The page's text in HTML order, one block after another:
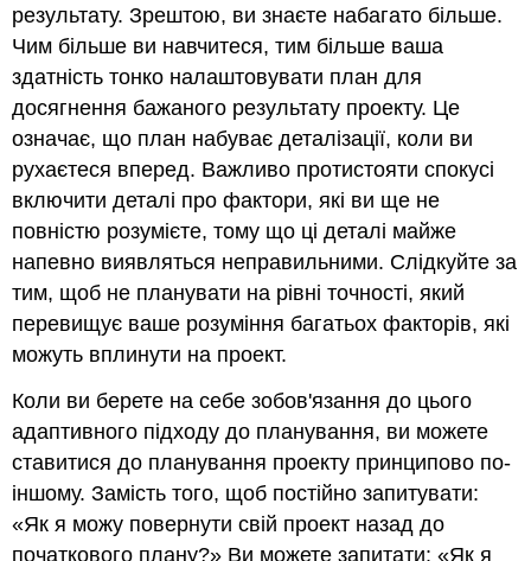
результату. Зрештою, ви знаєте набагато більше.
Чим більше ви навчитеся, тим більше ваша
здатність тонко налаштовувати план для
досягнення бажаного результату проекту. Це
означає, що план набуває деталізації, коли ви
рухаєтеся вперед. Важливо протистояти спокусі
включити деталі про фактори, які ви ще не
повністю розумієте, тому що ці деталі майже
напевно виявляться неправильними. Слідкуйте за
тим, щоб не планувати на рівні точності, який
перевищує ваше розуміння багатьох факторів, які
можуть вплинути на проект.
Коли ви берете на себе зобов'язання до цього
адаптивного підходу до планування, ви можете
ставитися до планування проекту принципово по-
іншому. Замість того, щоб постійно запитувати:
«Як я можу повернути свій проект назад до
початкового плану?» Ви можете запитати: «Як я